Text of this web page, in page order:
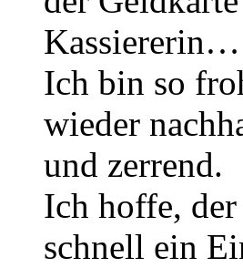
Kassiererin…
Ich bin so
wieder
und zerrend.
Ich hoffe,
schnell ein